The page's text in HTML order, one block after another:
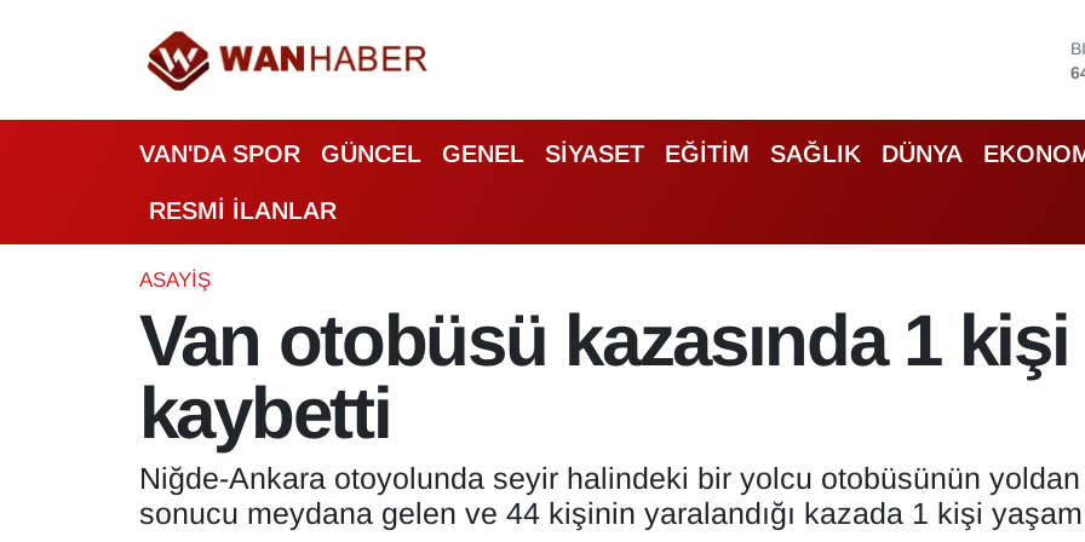
VAN'DA SPOR GÜNCEL GENEL SİYASET EĞİTİM SAĞLIK DÜNYA
RESMİ İLANLAR
ASAYİŞ
Van otobüsü kazasında 1 kişi
kaybetti
Niğde-Ankara otoyolunda seyir halindeki bir yolcu otobüsünün
sonucu meydana gelen ve 44 kişinin yaralandığı kazada 1 kişi
ASAYİŞ
BİLİM VE TEKNOLOJİ
Biyografi
Bölge Haberleri
Deprem
Dernekler, Odalar
Van Nöbetçi Eczaneler
Van Hava Durumu
Van Namaz Vakitleri
Van Trafik Yoğunluk Haritası
Süper Lig Puan Durumu ve Fikstür
Tüm Manşetler
Son Dakika Haberleri
Haber Arşivi